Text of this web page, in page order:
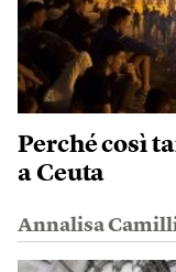
Perché così
a Ceuta
Annalisa